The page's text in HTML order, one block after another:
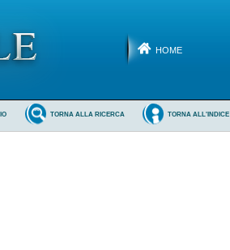
HOME
TORNA ALL'INDICE
TORNA ALLA RICERCA